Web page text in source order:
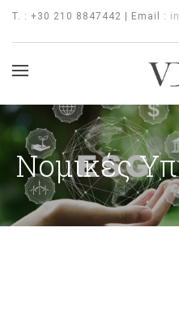
T. : +30 210 8847442 | Email :
Νομικές